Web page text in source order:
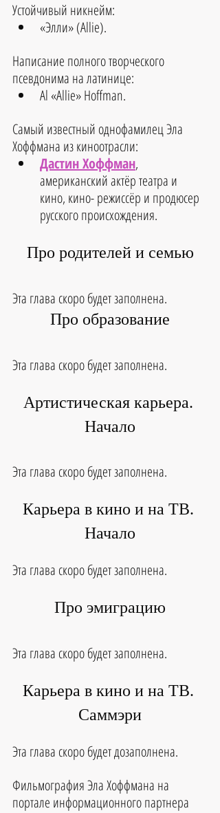
Устойчивый никнейм:
«Элли» (Allie).
Написание полного творческого
псевдонима на латинице:
Al «Allie» Hoffman.
Самый известный однофамилец Эла
Хоффмана из киноотрасли:
Дастин Хоффман,
американский актёр театра и
кино, кино- режиссёр и продюсер
русского происхождения.
Про родителей и семью
Эта глава скоро будет заполнена.
Про образование
Эта глава скоро будет заполнена.
Артистическая карьера.
Начало
Эта глава скоро будет заполнена.
Карьера в кино и на ТВ.
Начало
Эта глава скоро будет заполнена.
Про эмиграцию
Эта глава скоро будет заполнена.
Карьера в кино и на ТВ.
Саммэри
Эта глава скоро будет дозаполнена.
Фильмография Эла Хоффмана на
портале информационного партнера